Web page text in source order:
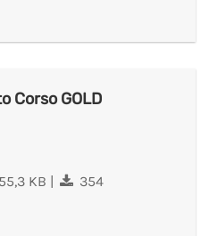
Corso GOLD
KB | 354